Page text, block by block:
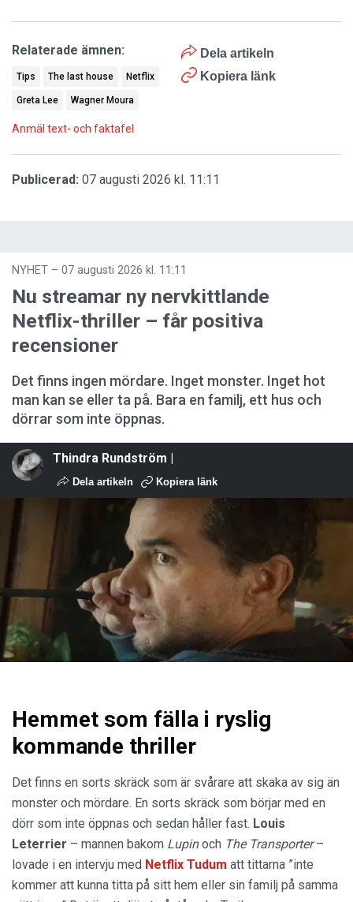
Dela artikeln
Kopiera länk
Relaterade ämnen:
Tips The last house Netflix
Greta Lee Wagner Moura
Anmäl text- och faktafel
Publicerad: 07 augusti 2026 kl. 11:11
NYHET – 07 augusti 2026 kl. 11:11
Nu streamar ny nervkittlande
Netflix-thriller – får positiva
recensioner
Det finns ingen mördare. Inget monster. Inget hot
man kan se eller ta på. Bara en familj, ett hus och
dörrar som inte öppnas.
Thindra Rundström |
Dela artikeln Kopiera länk
Hemmet som fälla i ryslig
kommande thriller
Det finns en sorts skräck som är svårare att skaka av sig än
monster och mördare. En sorts skräck som börjar med en
dörr som inte öppnas och sedan håller fast. Louis
Leterrier – mannen bakom Lupinoch The Transporter–
lovade i en intervju med Netflix Tudum att tittarna ”inte
kommer att kunna titta på sitt hem eller sin familj på samma